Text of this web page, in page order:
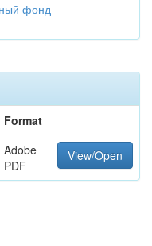
фонд
Format
Adobe
PDF
View/Open